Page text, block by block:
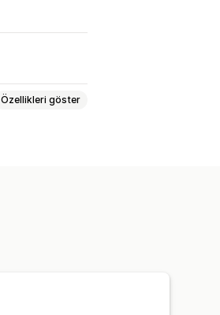
Özellikleri göster